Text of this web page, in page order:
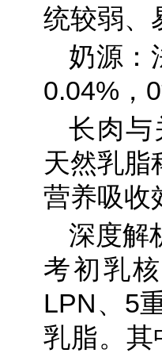
统较弱、
奶源：
0.04%，
长肉与
天然乳脂
营养吸收
深度解
考初乳
LPN、5
乳脂。其